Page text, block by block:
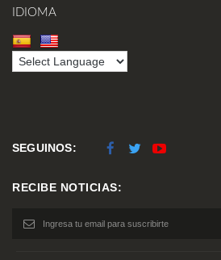
IDIOMA
SEGUINOS:
RECIBE NOTICIAS: